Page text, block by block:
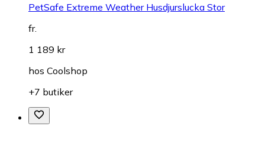
PetSafe Extreme Weather Husdjurslucka Stor
fr.
1 189 kr
hos Coolshop
+7 butiker